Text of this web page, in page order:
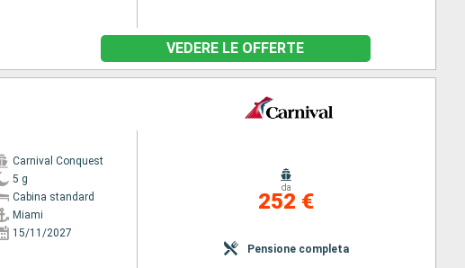
VEDERE LE OFFERTE
Carnival Conquest
5 g
Cabina standard
Miami
15/11/2027
da
252 €
Pensione completa